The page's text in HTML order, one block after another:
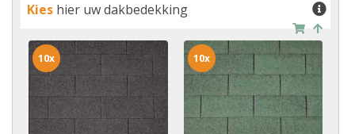
Kies hier uw dakbedekking
10x 10x